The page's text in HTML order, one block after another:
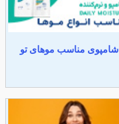
شامپوی مناسب موهای تو